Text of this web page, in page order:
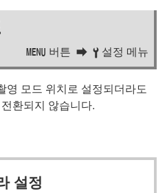
G 버튼 B 설정 메뉴
영 모드 위치로 설정되더라도
환되지 않습니다.
설정